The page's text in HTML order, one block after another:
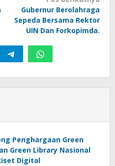
Gubernur Berolahraga
Sepeda Bersama Rektor
UIN Dan Forkopimda.
Penghargaan Green
Green Library Nasional
Digital